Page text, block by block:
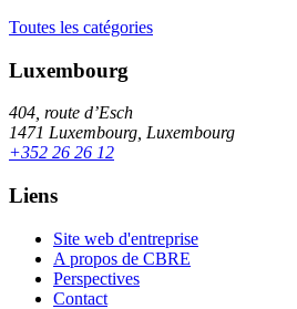
Toutes les catégories
Luxembourg
404, route d’Esch
1471 Luxembourg, Luxembourg
+352 26 26 12
Liens
Site web d'entreprise
A propos de CBRE
Perspectives
Contact